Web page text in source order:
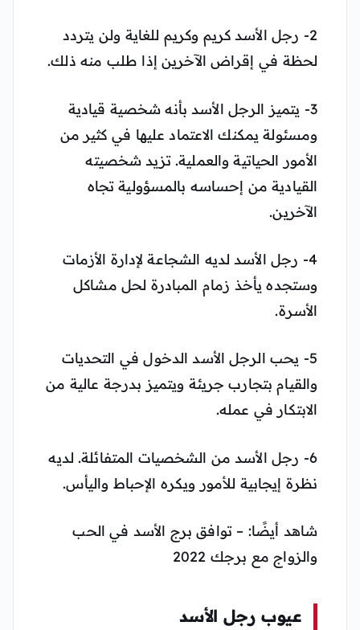
2- رجل الأسد كريم وكريم للغاية ولن يتردد
لحظة في إقراض الآخرين إذا طلب منه ذلك.
3- يتميز الرجل الأسد بأنه شخصية قيادية
ومسئولة يمكنك الاعتماد عليها في كثير من
الأمور الحياتية والعملية. تزيد شخصيته
القيادية من إحساسه بالمسؤولية تجاه
الآخرين.
4- رجل الأسد لديه الشجاعة لإدارة الأزمات
وستجده يأخذ زمام المبادرة لحل مشاكل
الأسرة.
5- يحب الرجل الأسد الدخول في التحديات
والقيام بتجارب جريئة ويتميز بدرجة عالية من
الابتكار في عمله.
6- رجل الأسد من الشخصيات المتفائلة. لديه
نظرة إيجابية للأمور ويكره الإحباط واليأس.
شاهد أيضًا: – توافق برج الأسد في الحب
والزواج مع برجك 2022
عيوب رجل الأسد